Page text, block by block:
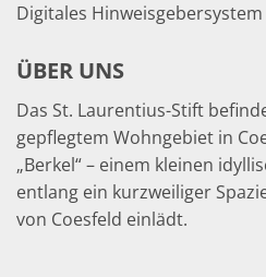
Digitales Hinweisgebersystem
ÜBER UNS
Das St. Laurentius-Stift
gepflegtem Wohngebiet in
„Berkel“ – einem kleinen
entlang ein kurzweiliger
von Coesfeld einlädt.